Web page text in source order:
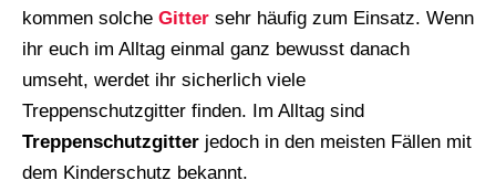
kommen solche Gitter sehr häufig zum Einsatz. Wenn
ihr euch im Alltag einmal ganz bewusst danach
umseht, werdet ihr sicherlich viele
Treppenschutzgitter finden. Im Alltag sind
Treppenschutzgitter jedoch in den meisten Fällen mit
dem Kinderschutz bekannt.